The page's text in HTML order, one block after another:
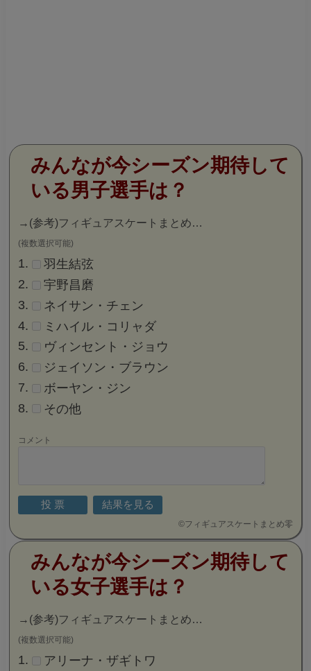
みんなが今シーズン期待して
いる男子選手は？
→ (参考)フィギュアスケートまとめ…
(複数選択可能)
羽生結弦
宇野昌磨
ネイサン・チェン
ミハイル・コリャダ
ヴィンセント・ジョウ
ジェイソン・ブラウン
ボーヤン・ジン
その他
コメント
©フィギュアスケートまとめ零
みんなが今シーズン期待して
いる女子選手は？
→ (参考)フィギュアスケートまとめ…
(複数選択可能)
アリーナ・ザギトワ